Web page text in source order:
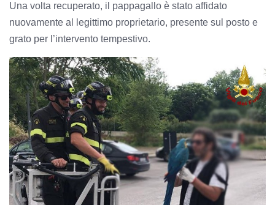
Una volta recuperato, il pappagallo è stato affidato
nuovamente al legittimo proprietario, presente sul posto e
grato per l’intervento tempestivo.